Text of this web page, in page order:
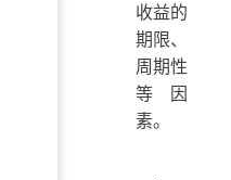
收益的
期限、
周期性
等因
素。